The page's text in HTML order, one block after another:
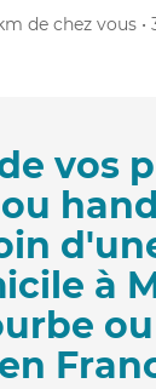
km de chez vous
vos
à
en